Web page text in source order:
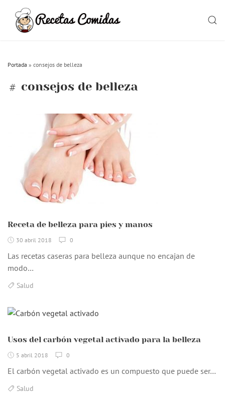
content
Portada » consejos de belleza
consejos de belleza
Receta de belleza para pies y manos
30 abril 2018 0
Las recetas caseras para belleza aunque no encajan de
modo…
Salud
Usos del carbón vegetal activado para la belleza
5 abril 2018 0
El carbón vegetal activado es un compuesto que puede ser…
Salud